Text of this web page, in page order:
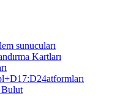
sunucuları
Kartları